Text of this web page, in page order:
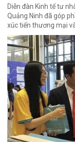
Diễn đàn Kinh tế tư
Quảng Ninh đã góp
xúc tiến thương mại